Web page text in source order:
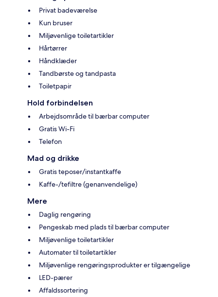
Privat badeværelse
Kun bruser
Miljøvenlige toiletartikler
Hårtørrer
Håndklæder
Tandbørste og tandpasta
Toiletpapir
Hold forbindelsen
Arbejdsområde til bærbar computer
Gratis Wi-Fi
Telefon
Mad og drikke
Gratis teposer/instantkaffe
Kaffe-/tefiltre (genanvendelige)
Mere
Daglig rengøring
Pengeskab med plads til bærbar computer
Miljøvenlige toiletartikler
Automater til toiletartikler
Miljøvenlige rengøringsprodukter er tilgængelige
LED-pærer
Affaldssortering